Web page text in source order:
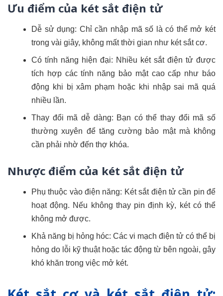
Ưu điểm của két sắt điện tử
Dễ sử dụng: Chỉ cần nhập mã số là có thể mở két
trong vài giây, không mất thời gian như két sắt cơ.
Có tính năng hiện đại: Nhiều két sắt điện tử được
tích hợp các tính năng bảo mật cao cấp như báo
động khi bị xâm phạm hoặc khi nhập sai mã quá
nhiều lần.
Thay đổi mã dễ dàng: Bạn có thể thay đổi mã số
thường xuyên để tăng cường bảo mật mà không
cần phải nhờ đến thợ khóa.
Nhược điểm của két sắt điện tử
Phụ thuộc vào điện năng: Két sắt điện tử cần pin để
hoạt động. Nếu không thay pin định kỳ, két có thể
không mở được.
Khả năng bị hỏng hóc: Các vi mạch điện tử có thể bị
hỏng do lỗi kỹ thuật hoặc tác động từ bên ngoài, gây
khó khăn trong việc mở két.